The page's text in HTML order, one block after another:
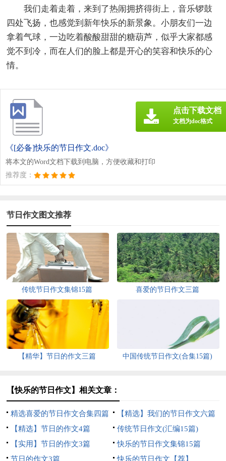
我们走着走着，来到了热闹拥挤得街上，音乐锣鼓
四处飞扬，也感觉到新年快乐的新景象。小朋友们一边
拿着气球，一边吃着酸酸甜甜的糖葫芦，似乎大家都感
觉不到冷，而在人们的脸上都是开心的笑容和快乐的心
情。
《[必备]快乐的节日作文.doc》
将本文的Word文档下载到电脑，方便收藏和打印
推荐度：
点击下载文档
文档为doc格式
节日作文图文推荐
传统节日作文集锦15篇 喜爱的节日作文三篇
【精华】节日的作文三篇 中国传统节日作文(合集15篇)
【快乐的节日作文】相关文章：
精选喜爱的节日作文合集四篇
【精选】我们的节日作文六篇
【精选】节日的作文4篇
传统节日作文(汇编15篇)
【实用】节日的作文3篇
快乐的节日作文集锦15篇
节日的作文3篇
快乐的节日作文【荐】